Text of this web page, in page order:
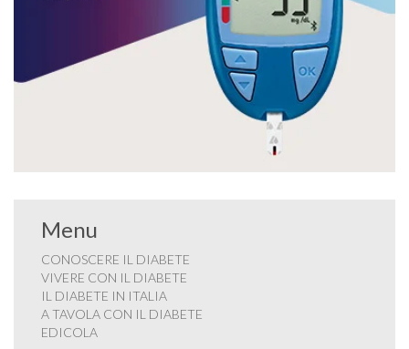
Menu
CONOSCERE IL DIABETE
VIVERE CON IL DIABETE
IL DIABETE IN ITALIA
A TAVOLA CON IL DIABETE
EDICOLA